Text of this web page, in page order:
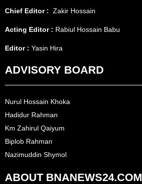
Chief Editor : Zakir Hossain
Acting Editor : Rabiul Hossain Babu
Editor : Yasin Hira
ADVISORY BOARD
Nurul Hossain Khoka
Hadidur Rahman
Km Zahirul Qaiyum
Biplob Rahman
Nazimuddin Shymol
ABOUT BNANEWS24.COM